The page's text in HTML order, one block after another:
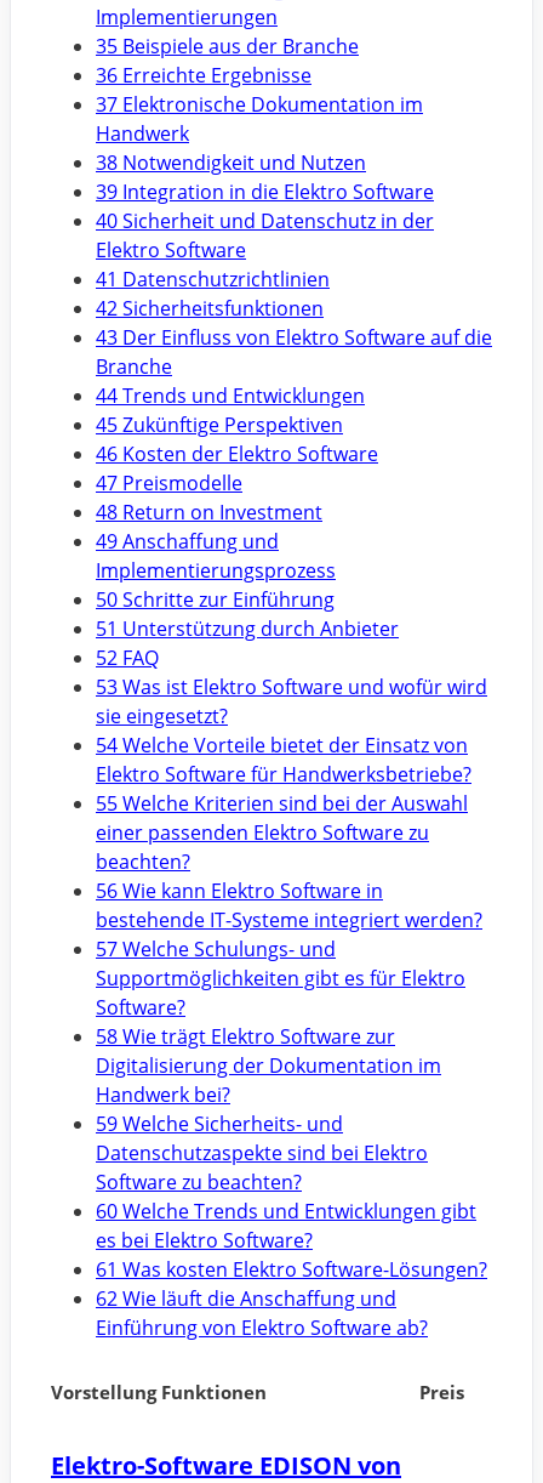
Implementierungen
35 Beispiele aus der Branche
36 Erreichte Ergebnisse
37 Elektronische Dokumentation im
Handwerk
38 Notwendigkeit und Nutzen
39 Integration in die Elektro Software
40 Sicherheit und Datenschutz in der
Elektro Software
41 Datenschutzrichtlinien
42 Sicherheitsfunktionen
43 Der Einfluss von Elektro Software auf die
Branche
44 Trends und Entwicklungen
45 Zukünftige Perspektiven
46 Kosten der Elektro Software
47 Preismodelle
48 Return on Investment
49 Anschaffung und
Implementierungsprozess
50 Schritte zur Einführung
51 Unterstützung durch Anbieter
52 FAQ
53 Was ist Elektro Software und wofür wird
sie eingesetzt?
54 Welche Vorteile bietet der Einsatz von
Elektro Software für Handwerksbetriebe?
55 Welche Kriterien sind bei der Auswahl
einer passenden Elektro Software zu
beachten?
56 Wie kann Elektro Software in
bestehende IT-Systeme integriert werden?
57 Welche Schulungs- und
Supportmöglichkeiten gibt es für Elektro
Software?
58 Wie trägt Elektro Software zur
Digitalisierung der Dokumentation im
Handwerk bei?
59 Welche Sicherheits- und
Datenschutzaspekte sind bei Elektro
Software zu beachten?
60 Welche Trends und Entwicklungen gibt
es bei Elektro Software?
61 Was kosten Elektro Software-Lösungen?
62 Wie läuft die Anschaffung und
Einführung von Elektro Software ab?
Vorstellung Funktionen Preis
Elektro-Software EDISON von